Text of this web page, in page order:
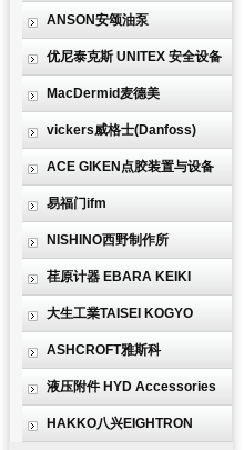
ANSON安颂油泵
优尼泰克斯 UNITEX 安全设备
MacDermid麦德美
vickers威格士(Danfoss)
ACE GIKEN点胶装置与设备
易福门ifm
NISHINO西野制作所
荏原计器 EBARA KEIKI
大生工業TAISEI KOGYO
ASHCROFT雅斯科
液压附件 HYD Accessories
HAKKO八兴EIGHTRON